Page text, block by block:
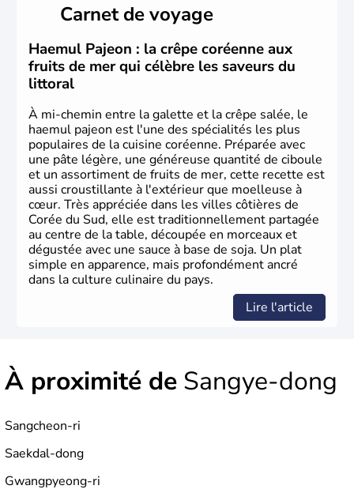
christianisme et le bouddhisme en sont les deux
principales religions. Ce pays partage sa culture avec la
Corée du Nord. Les Jeux Olympiques s’y sont déroulés en
1988, de même que la Coupe du Monde de football en
2002, en collaboration avec le Japon.
Carnet de voyage
Haemul Pajeon : la crêpe coréenne aux
fruits de mer qui célèbre les saveurs du
littoral
À mi-chemin entre la galette et la crêpe salée, le
haemul pajeon est l'une des spécialités les plus
populaires de la cuisine coréenne. Préparée avec
une pâte légère, une généreuse quantité de ciboule
et un assortiment de fruits de mer, cette recette est
aussi croustillante à l'extérieur que moelleuse à
cœur. Très appréciée dans les villes côtières de
Corée du Sud, elle est traditionnellement partagée
au centre de la table, découpée en morceaux et
dégustée avec une sauce à base de soja. Un plat
simple en apparence, mais profondément ancré
dans la culture culinaire du pays.
Lire l'article
À proximité de Sangye-dong
Sangcheon-ri
Saekdal-dong
Gwangpyeong-ri